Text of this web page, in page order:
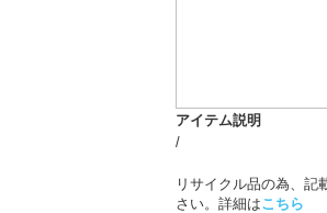
アイテム説明
/
リサイクル品の為、記
さい。詳細はこちら